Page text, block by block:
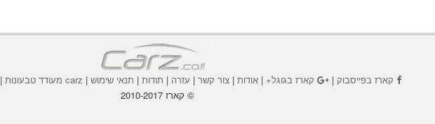
קארז בפייסבוק | קארז בגוגל+ | אודות | צור קשר | עזרה | תודות | תנאי שימוש | carz מעודד טבעונות |
© קארז 2010-2017